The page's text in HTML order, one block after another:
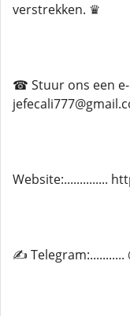
verstrekken. ♛
☎ Stuur ons een e-
Website:..............
✍ Telegram:...........